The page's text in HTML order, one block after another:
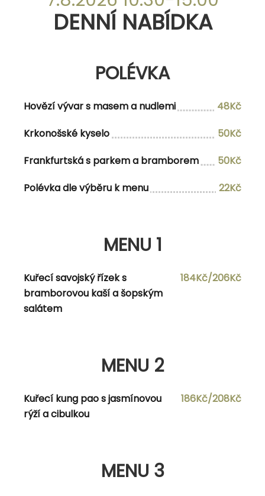
Frankfurtská s párkem
MENU 1
a smetanou, jasmínová rýže
DENNÍ NABÍDKA
POLÉVKA
Hovězí vývar s masem a nudlemi
48Kč
Krkonošské kyselo
50Kč
Frankfurtská s parkem a bramborem
50Kč
Polévka dle výběru k menu
22Kč
MENU 1
Kuřecí savojský řízek s
bramborovou kaší a šopským
salátem
184Kč/206Kč
MENU 2
Kuřecí kung pao s jasmínovou
rýží a cibulkou
186Kč/208Kč
MENU 3